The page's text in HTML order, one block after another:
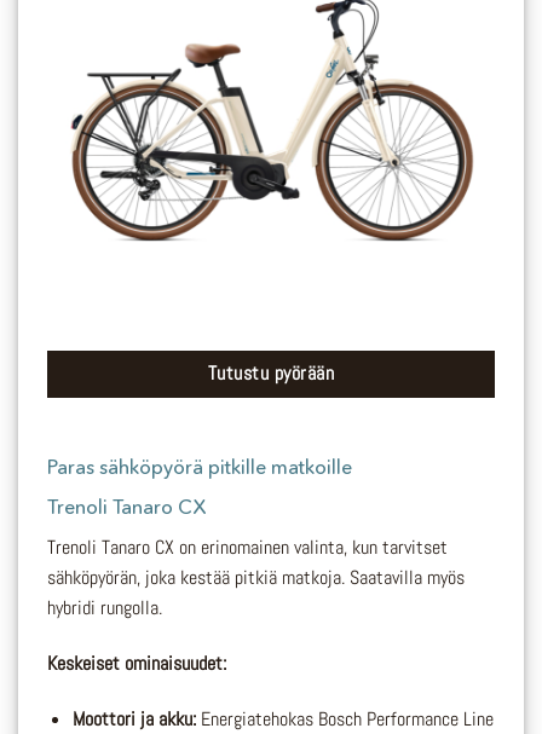
Tutustu pyörään
Paras sähköpyörä pitkille matkoille
Trenoli Tanaro CX
Trenoli Tanaro CX on erinomainen valinta, kun tarvitset
sähköpyörän, joka kestää pitkiä matkoja. Saatavilla myös
hybridi rungolla.
Keskeiset ominaisuudet:
Moottori ja akku:Energiatehokas Bosch Performance Line